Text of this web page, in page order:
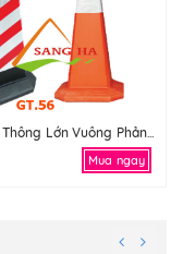
Cọc Giao Thông Lớn Vuông Phản Quang
Mua ngay